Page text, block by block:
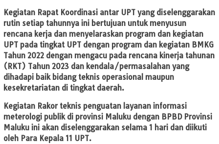
Kegiatan Rapat Koordinasi antar UPT yang diselenggarakan
rutin setiap tahunnya ini bertujuan untuk menyusun
rencana kerja dan menyelaraskan program dan kegiatan
UPT pada tingkat UPT dengan program dan kegiatan BMKG
Tahun 2022 dengan mengacu pada rencana kinerja tahunan
(RKT) Tahun 2023 dan kendala/permasalahan yang
dihadapi baik bidang teknis operasional maupun
kesekretariatan di tingkat daerah.
Kegiatan Rakor teknis penguatan layanan informasi
meterologi publik di provinsi Maluku dengan BPBD Provinsi
Maluku ini akan diselenggarakan selama 1 hari dan diikuti
oleh Para Kepala 11 UPT.